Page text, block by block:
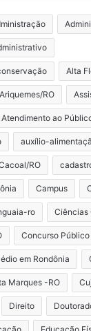
Alta
Ariquemes/RO
Atendimento ao
auxílio-
RO
Campus
ro Ciências
Concurso Público
em Rondônia
Marques -RO
Direito